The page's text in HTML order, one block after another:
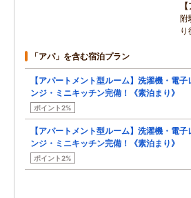
附
「アパ」を含む宿泊プラン
【アパートメント型ルーム】洗濯機・電子
ンジ・ミニキッチン完備！《素泊まり》
ポイント2%
【アパートメント型ルーム】洗濯機・電子
ンジ・ミニキッチン完備！《素泊まり》
ポイント2%